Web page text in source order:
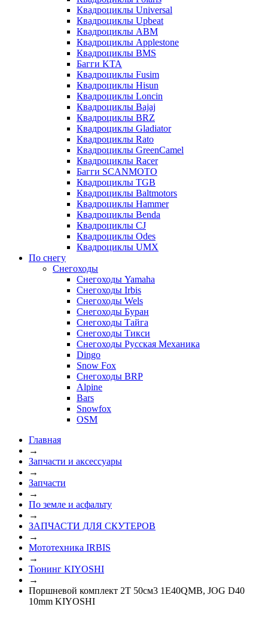
Квадроциклы Universal
Квадроциклы Upbeat
Квадроциклы ABM
Квадроциклы Applestone
Квадроциклы BMS
Багги KTA
Квадроциклы Fusim
Квадроциклы Hisun
Квадроциклы Loncin
Квадроциклы Bajaj
Квадроциклы BRZ
Квадроциклы Gladiator
Квадроциклы Rato
Квадроциклы GreenCamel
Квадроциклы Racer
Багги SCANMOTO
Квадроциклы TGB
Квадроциклы Baltmotors
Квадроциклы Hammer
Квадроциклы Benda
Квадроциклы CJ
Квадроциклы Odes
Квадроциклы UMX
По снегу
Снегоходы
Снегоходы Yamaha
Снегоходы Irbis
Снегоходы Wels
Снегоходы Буран
Снегоходы Тайга
Снегоходы Тикси
Снегоходы Русская Механика
Dingo
Snow Fox
Снегоходы BRP
Alpine
Bars
Snowfox
OSM
Главная
→
Запчасти и аксессуары
→
Запчасти
→
По земле и асфальту
→
ЗАПЧАСТИ ДЛЯ СКУТЕРОВ
→
Мототехника IRBIS
→
Тюнинг KIYOSHI
→
Поршневой комплект 2Т 50см3 1E40QMB, JOG D40
10mm KIYOSHI